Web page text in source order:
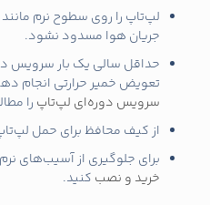
لپ‌تاپ را روی سطوح نرم
جریان هوا مسدود نشود.
حداقل سالی یک بار سرویس
تعویض خمیر حرارتی انجام
سرویس دوره‌ای لپ‌تاپ را
از کیف محافظ برای حمل
برای جلوگیری از آسیب‌های
خرید و نصب کنید.